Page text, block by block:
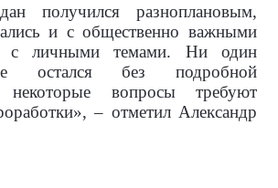
получился разноплановым,
и с общественно важными
с личными темами. Ни один
остался без подробной
некоторые вопросы требуют
– отметил Александр